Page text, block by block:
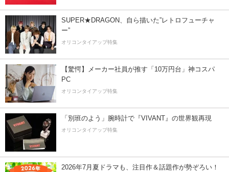
SUPER★DRAGON、自ら描いた”レトロフューチャ
ー”
オリコンタイアップ特集
【驚愕】メーカー社員が推す「10万円台」神コスパ
PC
オリコンタイアップ特集
「別班のよう」腕時計で『VIVANT』の世界観再現
オリコンタイアップ特集
2026年7月夏ドラマも、注目作＆話題作が勢ぞろい！